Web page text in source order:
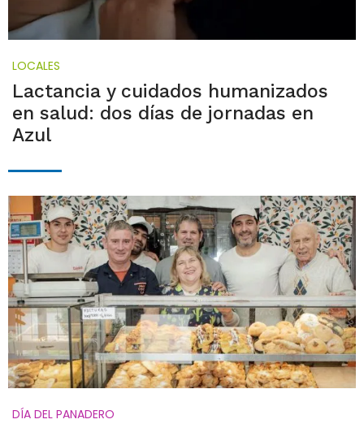
LOCALES
Lactancia y cuidados humanizados
en salud: dos días de jornadas en
Azul
DÍA DEL PANADERO